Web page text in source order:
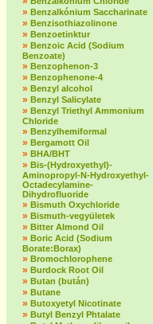
» Benzalkónium Saccharinate
» Benzisothiazolinone
» Benzoetinktur
» Benzoic Acid (Sodium
Benzoate)
» Benzophenon-3
» Benzophenone-4
» Benzyl alcohol
» Benzyl Salicylate
» Benzyl Triethyl Ammonium
Chloride
» Benzylhemiformal
» Bergamott Oil
» BHA/BHT
» Bis-(Hydroxyethyl)-
Aminopropyl-N-Hydroxyethyl-
Octadecylamine-
Dihydrofluoride
» Bismuth Oxychloride
» Bismuth-vegyületek
» Bitter Almond Oil
» Boric Acid (Sodium
Borate:Borax)
» Bromochlorophene
» Burdock Root Oil
» Butan (bután)
» Butane
» Butoxyetyl Nicotinate
» Butyl Benzyl Phtalate